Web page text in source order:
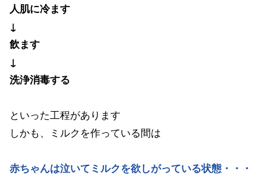
人肌に冷ます
↓
飲ます
↓
洗浄消毒する
といった工程があります
しかも、ミルクを作っている間は
赤ちゃんは泣いてミルクを欲しがっている状態・・・